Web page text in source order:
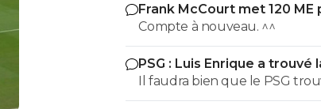
Frank McCourt met 120 ME
sauver l’OM !
Compte à nouveau. ^^
PSG : Luis Enrique a trouvé
d'Hakimi
Il faudra bien que le PSG
remplaçant à Achraf Hakimi...